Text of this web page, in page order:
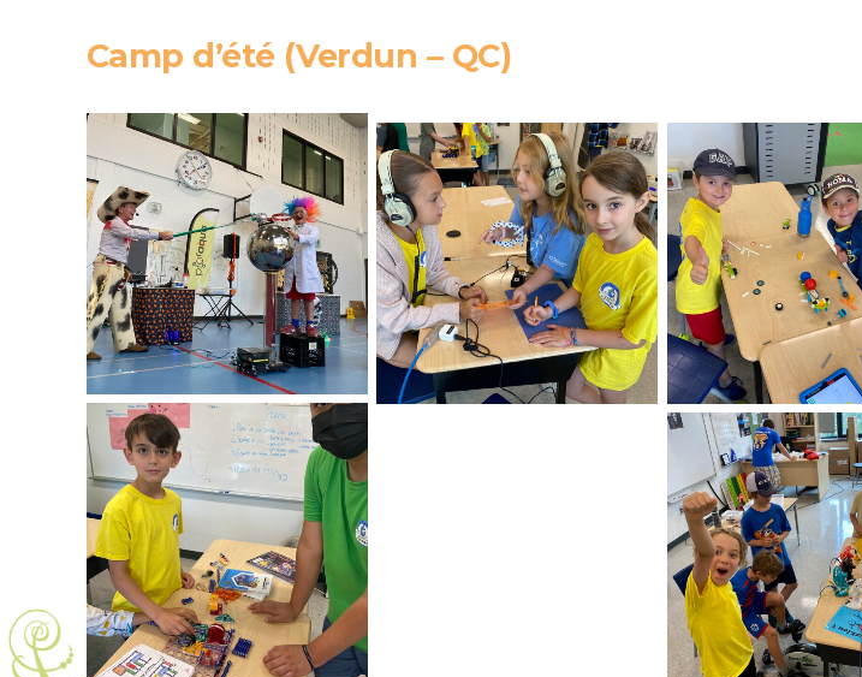
Camp d’été (Verdun – QC)